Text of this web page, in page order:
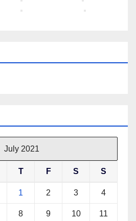
July 2021
T F S S
1 2 3 4
8 9 10 11